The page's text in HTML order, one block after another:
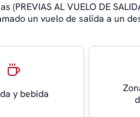
AL VUELO DE
un vuelo de salida a un
y bebida